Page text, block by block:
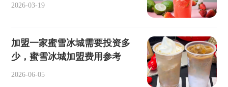
2026-03-19
加盟一家蜜雪冰城需要投资多
少，蜜雪冰城加盟费用参考
2026-06-05